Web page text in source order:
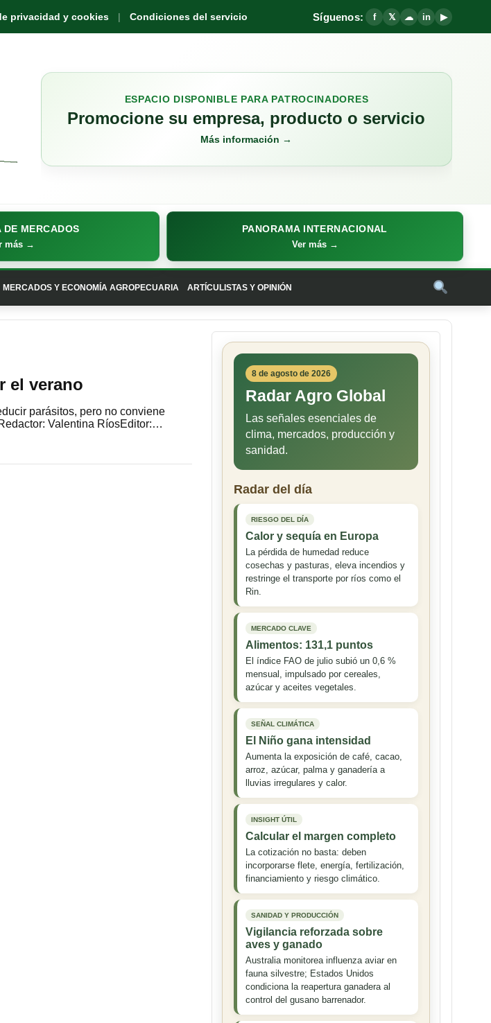
privacidad y cookies Condiciones del servicio Síguenos: f 𝕏 ☁ in ▶
ESPACIO DISPONIBLE PARA PATROCINADORES
Promocione su empresa, producto o servicio
Más información →
DE MERCADOS
más →
PANORAMA INTERNACIONAL
Ver más →
MERCADOS Y ECONOMÍA AGROPECUARIA ARTÍCULISTAS Y OPINIÓN
el verano
parásitos, pero no conviene
Valentina RíosEditor:…
8 de agosto de 2026
Radar Agro Global
Las señales esenciales de
clima, mercados, producción y
sanidad.
Radar del día
RIESGO DEL DÍA
Calor y sequía en Europa
La pérdida de humedad reduce
cosechas y pasturas, eleva incendios y
restringe el transporte por ríos como el
Rin.
MERCADO CLAVE
Alimentos: 131,1 puntos
El índice FAO de julio subió un 0,6 %
mensual, impulsado por cereales,
azúcar y aceites vegetales.
SEÑAL CLIMÁTICA
El Niño gana intensidad
Aumenta la exposición de café, cacao,
arroz, azúcar, palma y ganadería a
lluvias irregulares y calor.
INSIGHT ÚTIL
Calcular el margen completo
La cotización no basta: deben
incorporarse flete, energía, fertilización,
financiamiento y riesgo climático.
SANIDAD Y PRODUCCIÓN
Vigilancia reforzada sobre
aves y ganado
Australia monitorea influenza aviar en
fauna silvestre; Estados Unidos
condiciona la reapertura ganadera al
control del gusano barrenador.